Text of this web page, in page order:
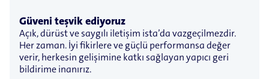
Güveni teşvik ediyoruz
Açık, dürüst ve saygılı iletişim ista’da vazgeçilmezdir.
Her zaman. İyi fikirlere ve güçlü performansa değer
verir, herkesin gelişimine katkı sağlayan yapıcı geri
bildirime inanırız.